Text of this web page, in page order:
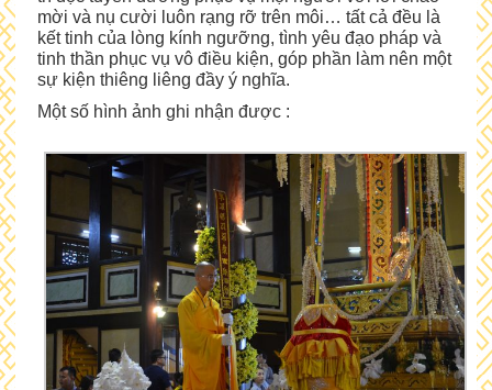
mời và nụ cười luôn rạng rỡ trên môi… tất cả đều là
kết tinh của lòng kính ngưỡng, tình yêu đạo pháp và
tinh thần phục vụ vô điều kiện, góp phần làm nên một
sự kiện thiêng liêng đầy ý nghĩa.
Một số hình ảnh ghi nhận được :